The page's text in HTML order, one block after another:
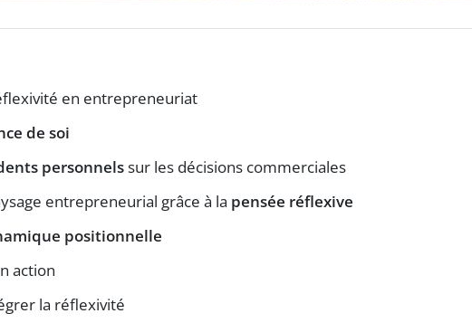
en entrepreneuriat
de soi
personnelssur les décisions commerciales
entrepreneurial grâce à la pensée réflexive
positionnelle
action
la réflexivité